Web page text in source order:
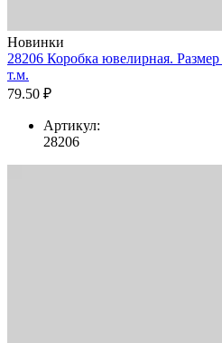
Новинки
28206 Коробка ювелирная.
т.м.
79.50 ₽
Артикул:
28206